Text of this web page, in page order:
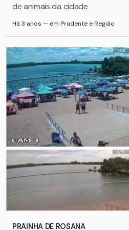
de animais da cidade
Há 3 anos — em Prudente e Região
PRAINHA DE ROSANA